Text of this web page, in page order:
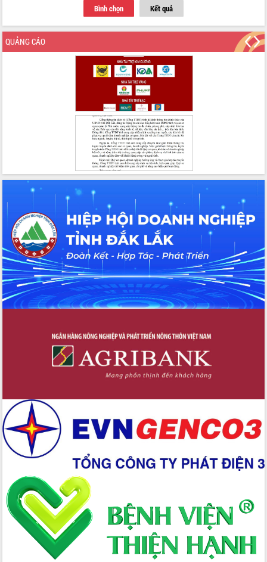
Thứ trưởng Bộ Y tế làm việc với tỉnh
Đắk Lắk về phát triển nhân lực y tế
cho trạm y tế cấp xã
Du lịch Đắk Lắk nâng tầm trải nghiệm
du khách thông qua Hệ thống cơ sở dữ
Tập huấn ứng dụng trí tuệ nhân tạo (AI)
Đoàn đại biểu Quốc hội tỉnh Đắk Lắk
trao đổi thông tin trước Kỳ họp thứ
Quyết liệt cải cách hành chính, khơi
Nâng cao hiệu lực, hiệu quả HĐND
tỉnh thông qua hiện đại hóa hành chính
Xã Ea Phê gắn cải cách hành chính với
chuyển đổi số
Phó Chủ tịch Thường trực UBND tỉnh
Hồ Thị Nguyên Thảo làm việc tại Trung
tâm Phục vụ hành chính công xã Ea
Phê
Xây dựng nền hành chính số đồng
hành cùng nông dân dân, doanh nghiệp
Giai đoạn 2026-2030, Đắk Lắk phấn
Chuyển đổi số 'mở đường' cho nông
nghiệp Đắk Lắk tăng trưởng bứt phá
Triển khai đồng bộ đo đạc, lập hồ sơ
đai
Ứng dụng sinh trắc học - Bước tiến
trong hành trình chuyển đổi số tại Đắk
Lắk
Đắk Lắk nâng cao hiệu quả công tác
Đảng từ Sổ tay đảng viên điện tử
Đắk Lắk đẩy mạnh nuôi biển công
nghệ, hướng tới phát triển thủy sản
bền vững
Tập huấn nâng cao năng lực triển khai
chuyển đổi số cho cán bộ, công chức
Đắk Lắk phát động hưởng ứng Ngày
Bình chọn Kết quả
QUẢNG CÁO